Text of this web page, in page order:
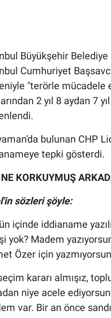
Büyükşehir Belediye
Cumhuriyet
"terörle mücadele
2 yıl 8 aydan 7
bulunan CHP
tepki gösterdi.
KORKUYMUŞ
sözleri şöyle:
içinde iddianame
yok? Madem
Özer için
kararı almışız,
niye acele
var. Bir an önce